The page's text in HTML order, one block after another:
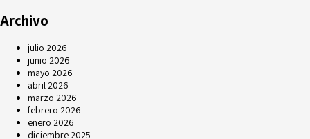
Archivo
julio 2026
junio 2026
mayo 2026
abril 2026
marzo 2026
febrero 2026
enero 2026
diciembre 2025